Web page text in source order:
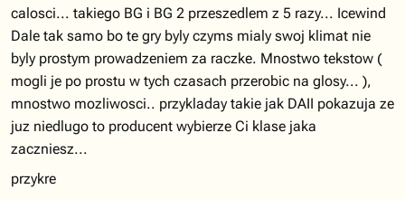
calosci... takiego BG i BG 2 przeszedlem z 5 razy... Icewind
Dale tak samo bo te gry byly czyms mialy swoj klimat nie
byly prostym prowadzeniem za raczke. Mnostwo tekstow (
mogli je po prostu w tych czasach przerobic na glosy... ),
mnostwo mozliwosci.. przykladay takie jak DAII pokazuja ze
juz niedlugo to producent wybierze Ci klase jaka
zaczniesz...
przykre